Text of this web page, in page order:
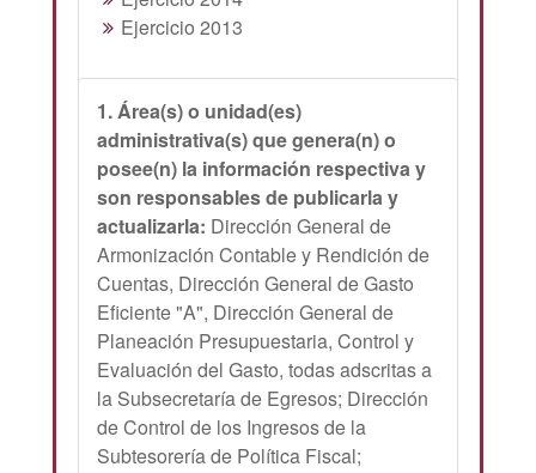
Ejercicio 2013
1. Área(s) o unidad(es)
administrativa(s) que genera(n) o
posee(n) la información respectiva y
son responsables de publicarla y
actualizarla: Dirección General de
Armonización Contable y Rendición de
Cuentas, Dirección General de Gasto
Eficiente "A", Dirección General de
Planeación Presupuestaria, Control y
Evaluación del Gasto, todas adscritas a
la Subsecretaría de Egresos; Dirección
de Control de los Ingresos de la
Subtesorería de Política Fiscal;